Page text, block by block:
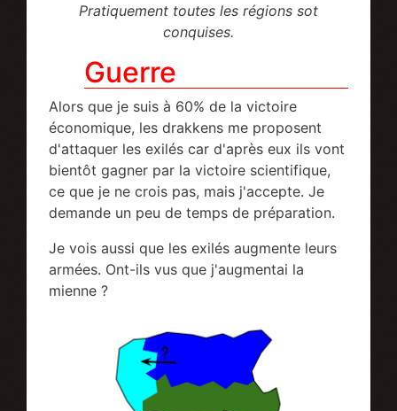
Pratiquement toutes les régions sot
conquises.
Guerre
Alors que je suis à 60% de la victoire
économique, les drakkens me proposent
d'attaquer les exilés car d'après eux ils vont
bientôt gagner par la victoire scientifique,
ce que je ne crois pas, mais j'accepte. Je
demande un peu de temps de préparation.
Je vois aussi que les exilés augmente leurs
armées. Ont-ils vus que j'augmentai la
mienne ?